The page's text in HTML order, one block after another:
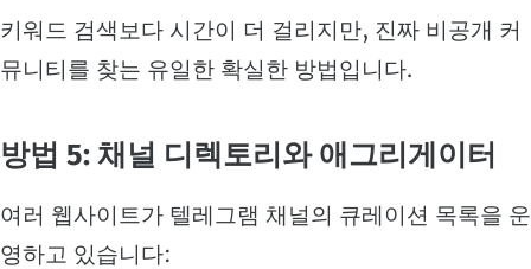
키워드 검색보다 시간이 더 걸리지만, 진짜 비공개 커
뮤니티를 찾는 유일한 확실한 방법입니다.
방법 5: 채널 디렉토리와 애그리게이터
여러 웹사이트가 텔레그램 채널의 큐레이션 목록을 운
영하고 있습니다: